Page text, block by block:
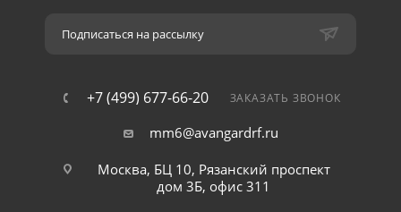
Подписаться на рассылку
+7 (499) 677-66-20 ЗАКАЗАТЬ ЗВОНОК
mm6@avangardrf.ru
Москва, БЦ 10, Рязанский проспект
дом 3Б, офис 311